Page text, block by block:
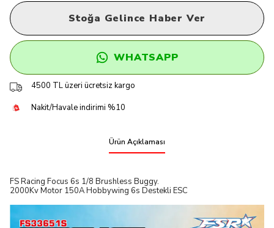
Stoğa Gelince Haber Ver
WHATSAPP
4500 TL üzeri ücretsiz kargo
Nakit/Havale indirimi %10
Ürün Açıklaması
FS Racing Focus 6s 1/8 Brushless Buggy.
2000Kv Motor 150A Hobbywing 6s Destekli ESC